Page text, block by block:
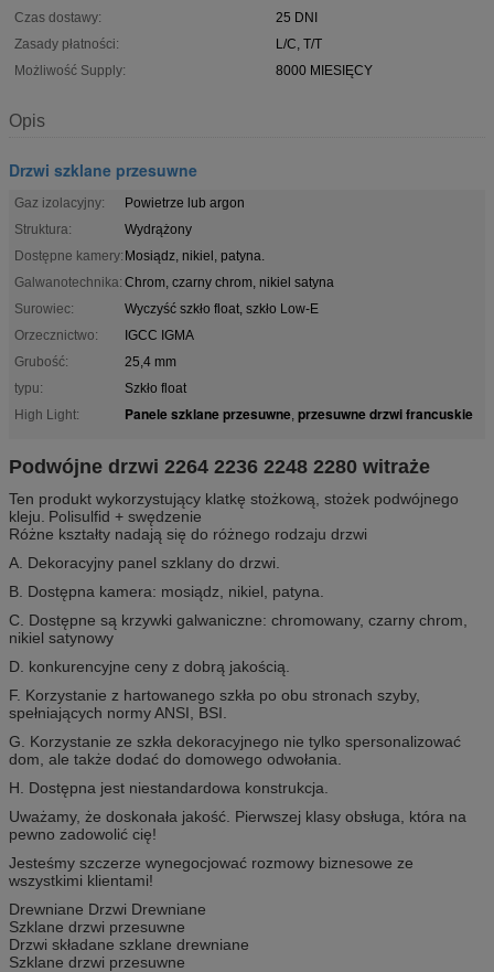
Czas dostawy:
25 DNI
Zasady płatności:
L/C, T/T
Możliwość Supply:
8000 MIESIĘCY
Opis
Drzwi szklane przesuwne
Gaz izolacyjny:
Powietrze lub argon
Struktura:
Wydrążony
Dostępne kamery: Mosiądz, nikiel, patyna.
Galwanotechnika: Chrom, czarny chrom, nikiel satyna
Surowiec:
Wyczyść szkło float, szkło Low-E
Orzecznictwo:
IGCC IGMA
Grubość:
25,4 mm
typu:
Szkło float
High Light:
Panele szklane przesuwne, przesuwne drzwi francuskie
Podwójne drzwi 2264 2236 2248 2280 witraże
Ten produkt wykorzystujący klatkę stożkową, stożek podwójnego
kleju. Polisulfid + swędzenie
Różne kształty nadają się do różnego rodzaju drzwi
A. Dekoracyjny panel szklany do drzwi.
B. Dostępna kamera: mosiądz, nikiel, patyna.
C. Dostępne są krzywki galwaniczne: chromowany, czarny chrom,
nikiel satynowy
D. konkurencyjne ceny z dobrą jakością.
F. Korzystanie z hartowanego szkła po obu stronach szyby,
spełniających normy ANSI, BSI.
G. Korzystanie ze szkła dekoracyjnego nie tylko spersonalizować
dom, ale także dodać do domowego odwołania.
H. Dostępna jest niestandardowa konstrukcja.
Uważamy, że doskonała jakość. Pierwszej klasy obsługa, która na
pewno zadowolić cię!
Jesteśmy szczerze wynegocjować rozmowy biznesowe ze
wszystkimi klientami!
Drewniane Drzwi Drewniane
Szklane drzwi przesuwne
Drzwi składane szklane drewniane
Szklane drzwi przesuwne